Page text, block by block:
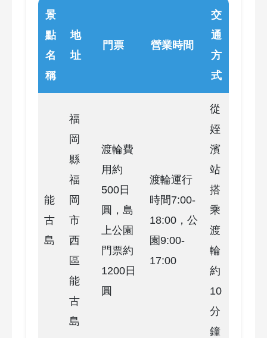
景
點
名
稱
地
址
門票 營業時間
交
通
方
式
能
古
島
福
岡
縣
福
岡
市
西
區
能
古
島
渡輪費
用約
500日
圓，島
上公園
門票約
1200日
圓
渡輪運行
時間7:00-
18:00，公
園9:00-
17:00
從
姪
濱
站
搭
乘
渡
輪
約
10
分
鐘